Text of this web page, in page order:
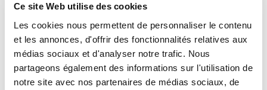
Ce site Web utilise des cookies
Les cookies nous permettent de personnaliser le contenu
et les annonces, d'offrir des fonctionnalités relatives aux
médias sociaux et d'analyser notre trafic. Nous
partageons également des informations sur l'utilisation de
notre site avec nos partenaires de médias sociaux, de
Le plan de l’Europe pour produire plus de
munitions à destination de l’Ukraine
Les Européens cherchent à coordonner l’effort de l’industrie
de l’armement des États membres de l’Union européenne